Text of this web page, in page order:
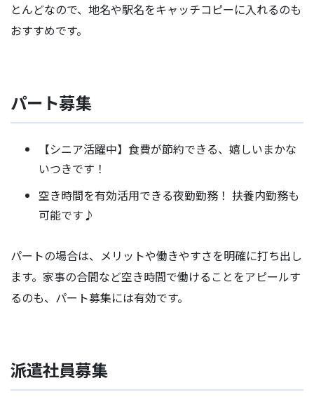
とんどなので、地名や駅名をキャッチコピーに入れるのも
おすすめです。
パート募集
【シニア活躍中】食費が節約できる、嬉しいまかな
いつきです！
空き時間を有効活用できる夜勤勤務！ 扶養内勤務も
可能です♪
パートの場合は、メリットや働きやすさを明確に打ち出し
ます。家事の合間など空き時間で働けることをアピールす
るのも、パート募集には有効です。
派遣社員募集